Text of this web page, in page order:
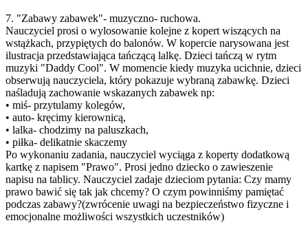
7. "Zabawy zabawek"- muzyczno- ruchowa.
Nauczyciel prosi o wylosowanie kolejne z kopert wiszących na
wstążkach, przypiętych do balonów. W kopercie narysowana jest
ilustracja przedstawiająca tańczącą lalkę. Dzieci tańczą w rytm
muzyki "Daddy Cool". W momencie kiedy muzyka ucichnie, dzieci
obserwują nauczyciela, który pokazuje wybraną zabawkę. Dzieci
naśladują zachowanie wskazanych zabawek np:
• miś- przytulamy kolegów,
• auto- kręcimy kierownicą,
• lalka- chodzimy na paluszkach,
• piłka- delikatnie skaczemy
Po wykonaniu zadania, nauczyciel wyciąga z koperty dodatkową
kartkę z napisem "Prawo". Prosi jedno dziecko o zawieszenie
napisu na tablicy. Nauczyciel zadaje dzieciom pytania: Czy mamy
prawo bawić się tak jak chcemy? O czym powinniśmy pamiętać
podczas zabawy?(zwrócenie uwagi na bezpieczeństwo fizyczne i
emocjonalne możliwości wszystkich uczestników)